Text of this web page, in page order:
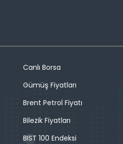
Canlı Borsa
Gümüş Fiyatları
Brent Petrol Fiyatı
Bilezik Fiyatları
BIST 100 Endeksi